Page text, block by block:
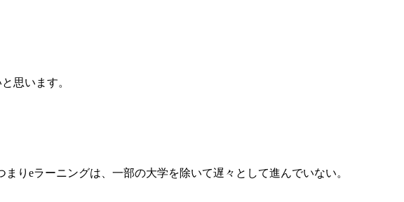
思います。
りeラーニングは、一部の大学を除いて遅々として進んでいない。